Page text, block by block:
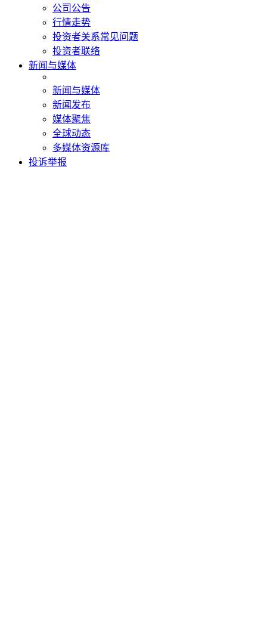
公司公告
行情走势
投资者关系常见问题
投资者联络
新闻与媒体
新闻与媒体
新闻发布
媒体聚焦
全球动态
多媒体资源库
投诉举报